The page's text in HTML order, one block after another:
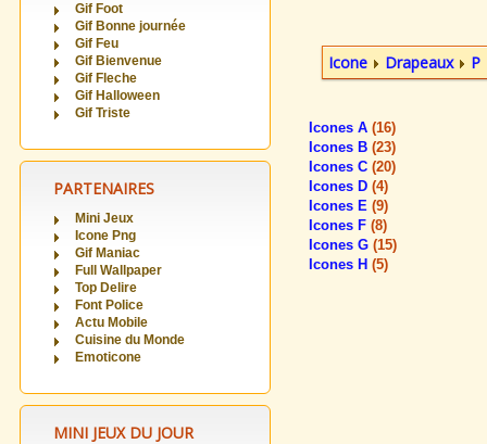
Gif Foot
Gif Bonne journée
Gif Feu
Gif Bienvenue
Gif Fleche
Gif Halloween
Gif Triste
PARTENAIRES
Mini Jeux
Icone Png
Gif Maniac
Full Wallpaper
Top Delire
Font Police
Actu Mobile
Cuisine du Monde
Emoticone
MINI JEUX DU JOUR
Icone Drapeaux P
Icones A (16)
Icones B (23)
Icones C (20)
Icones D (4)
Icones E (9)
Icones F (8)
Icones G (15)
Icones H (5)